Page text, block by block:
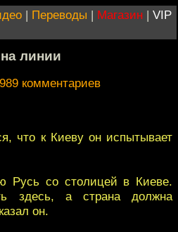
| Переводы | Магазин | VIP
линии
989 комментариев
что к Киеву он испытывает
Русь со столицей в Киеве.
здесь, а страна должна
он.